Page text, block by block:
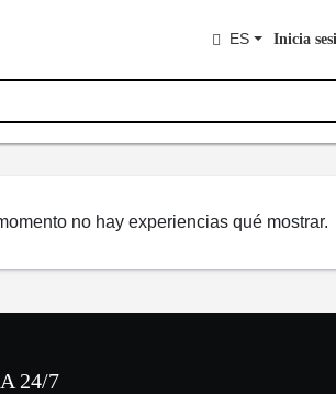
ES Inicia
no hay experiencias qué mostrar.
24/7